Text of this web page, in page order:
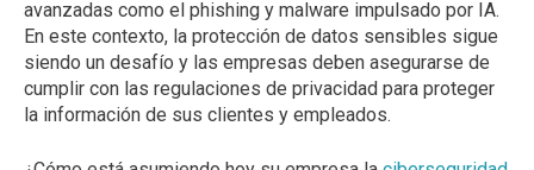
avanzadas como el phishing y malware impulsado por IA.
En este contexto, la protección de datos sensibles sigue
siendo un desafío y las empresas deben asegurarse de
cumplir con las regulaciones de privacidad para proteger
la información de sus clientes y empleados.